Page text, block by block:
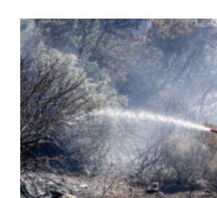
βοήθειας στους
Homelessness Law
αυτό, σε συνδυασμό με
προϋπολογισμό
προοριζόμενων για τη
υγεία, θα αυξήσει
των αστέγων.